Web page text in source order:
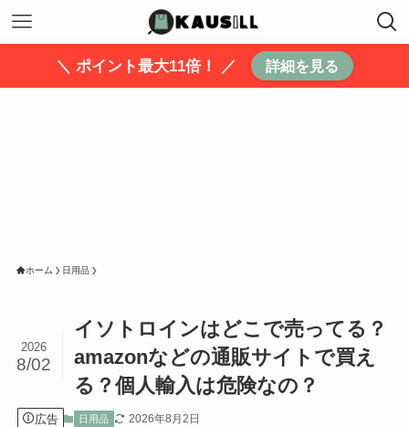
＼ ポイント最大11倍！ ／ 詳細を見る
ホーム 日用品
イソトロインはどこで売ってる？
amazonなどの通販サイトで買え
る？個人輸入は危険なの？
2026
8/02
広告 日用品 2026年8月2日